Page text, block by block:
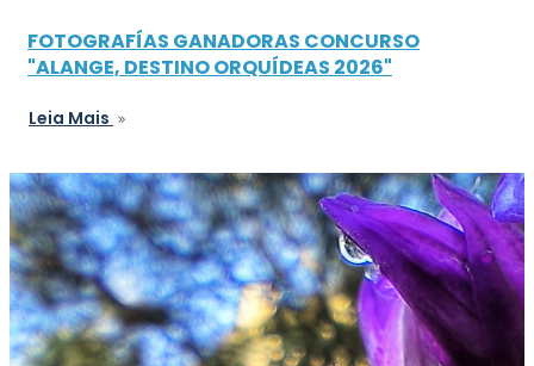
FOTOGRAFÍAS GANADORAS CONCURSO
"ALANGE, DESTINO ORQUÍDEAS 2026"
Leia Mais